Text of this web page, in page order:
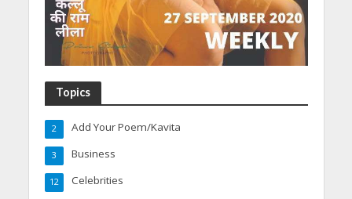
Topics
Add Your Poem/Kavita
2
Business
3
Celebrities
12